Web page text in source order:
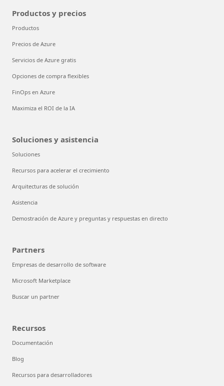
Productos y precios
Productos
Precios de Azure
Servicios de Azure gratis
Opciones de compra flexibles
FinOps en Azure
Maximiza el ROI de la IA
Soluciones y asistencia
Soluciones
Recursos para acelerar el crecimiento
Arquitecturas de solución
Asistencia
Demostración de Azure y preguntas y respuestas en directo
Partners
Empresas de desarrollo de software
Microsoft Marketplace
Buscar un partner
Recursos
Documentación
Blog
Recursos para desarrolladores